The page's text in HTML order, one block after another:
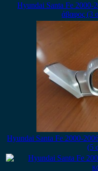
Hyundai Santa Fe 2000-
άβαφος (3
Hyundai Santa Fe 2000-2006
(5